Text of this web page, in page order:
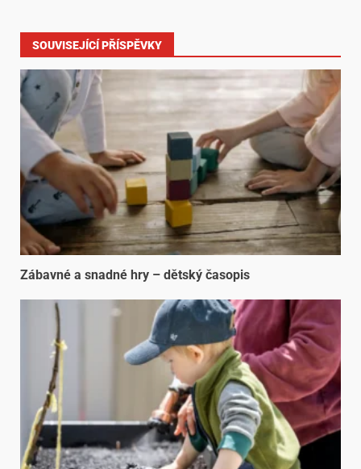
SOUVISEJÍCÍ PŘÍSPĚVKY
Zábavné a snadné hry – dětský časopis